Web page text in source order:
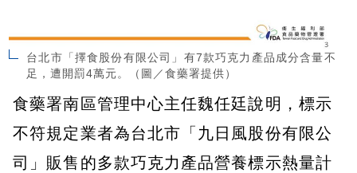
台北市「擇食股份有限公司」有7款巧克力產品成分含量不
足，遭開罰4萬元。（圖／食藥署提供）
食藥署南區管理中心主任魏任廷說明，標示
不符規定業者為台北市「九日風股份有限公
司」販售的多款巧克力產品營養標示熱量計